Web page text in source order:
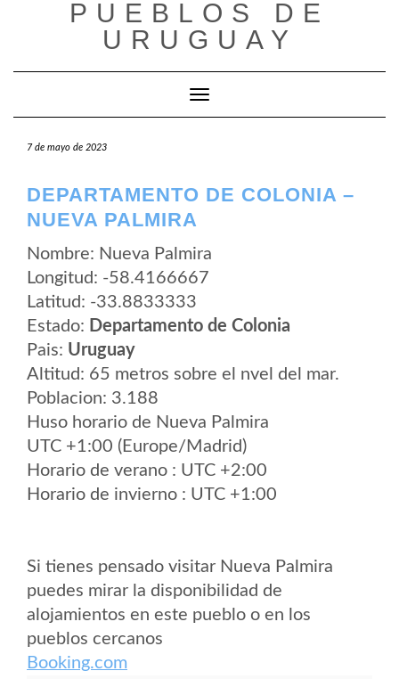
PUEBLOS DE
URUGUAY
Cambiar modo de navegación
7 de mayo de 2023
DEPARTAMENTO DE COLONIA –
NUEVA PALMIRA
Nombre: Nueva Palmira
Longitud: -58.4166667
Latitud: -33.8833333
Estado: Departamento de Colonia
Pais: Uruguay
Altitud: 65 metros sobre el nvel del mar.
Poblacion: 3.188
Huso horario de Nueva Palmira
UTC +1:00 (Europe/Madrid)
Horario de verano : UTC +2:00
Horario de invierno : UTC +1:00
Si tienes pensado visitar Nueva Palmira
puedes mirar la disponibilidad de
alojamientos en este pueblo o en los
pueblos cercanos
Booking.com